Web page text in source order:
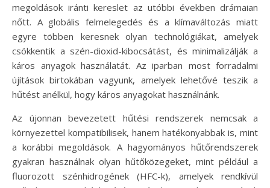
megoldások iránti kereslet az utóbbi években drámaian
nőtt. A globális felmelegedés és a klímaváltozás miatt
egyre többen keresnek olyan technológiákat, amelyek
csökkentik a szén-dioxid-kibocsátást, és minimalizálják a
káros anyagok használatát. Az iparban most forradalmi
újítások birtokában vagyunk, amelyek lehetővé teszik a
hűtést anélkül, hogy káros anyagokat használnánk.
Az újonnan bevezetett hűtési rendszerek nemcsak a
környezettel kompatibilisek, hanem hatékonyabbak is, mint
a korábbi megoldások. A hagyományos hűtőrendszerek
gyakran használnak olyan hűtőközegeket, mint például a
fluorozott szénhidrogének (HFC-k), amelyek rendkívül